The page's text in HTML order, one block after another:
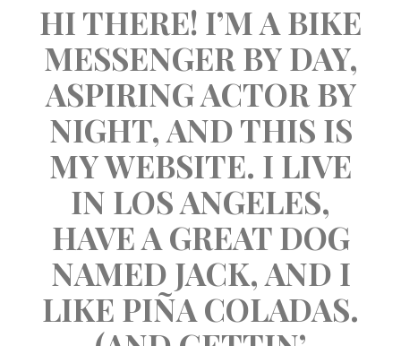
HI THERE! I’M A BIKE
MESSENGER BY DAY,
ASPIRING ACTOR BY
NIGHT, AND THIS IS
MY WEBSITE. I LIVE
IN LOS ANGELES,
HAVE A GREAT DOG
NAMED JACK, AND I
LIKE PIÑA COLADAS.